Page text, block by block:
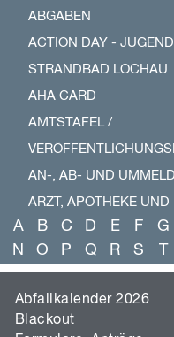
ABGABEN
ACTION DAY -
STRANDBAD LOCHAU
AHA CARD
AMTSTAFEL /
AN-, AB- UND
ARZT, APOTHEKE
BABYSITTERDIENST
BABYTREFF LOCHAU
A B C D E F G
N
O P Q R S
Abfallkalender 2026
Blackout